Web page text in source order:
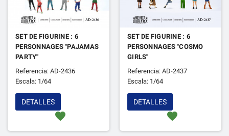
SET DE FIGURINE : 6
PERSONNAGES "PAJAMAS
PARTY"
Referencia: AD-2436
Escala: 1/64
favorite
DETALLES
SET DE FIGURINE : 6
PERSONNAGES "COSMO
GIRLS"
Referencia: AD-2437
Escala: 1/64
favorite
DETALLES